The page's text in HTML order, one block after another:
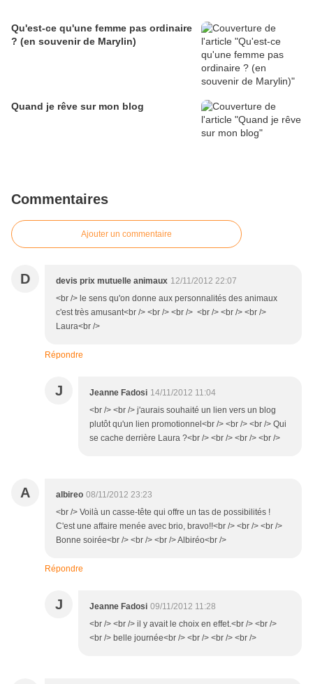
Qu'est-ce qu'une femme pas ordinaire
? (en souvenir de Marylin)
Quand je rêve sur mon blog
Commentaires
Ajouter un commentaire
D devis prix mutuelle animaux 12/11/2012 22:07
<br /> le sens qu'on donne aux personnalités des animaux
c'est très amusant<br /> <br /> <br /> <br /> <br /> <br />
Laura<br />
Répondre
J Jeanne Fadosi 14/11/2012 11:04
<br /> <br /> j'aurais souhaité un lien vers un blog
plutôt qu'un lien promotionnel<br /> <br /> <br /> Qui
se cache derrière Laura ?<br /> <br /> <br /> <br />
A albireo 08/11/2012 23:23
<br /> Voilà un casse-tête qui offre un tas de possibilités !
C'est une affaire menée avec brio, bravo!!<br /> <br /> <br />
Bonne soirée<br /> <br /> <br /> Albiréo<br />
Répondre
J Jeanne Fadosi 09/11/2012 11:28
<br /> <br /> il y avait le choix en effet.<br /> <br />
<br /> belle journée<br /> <br /> <br /> <br />